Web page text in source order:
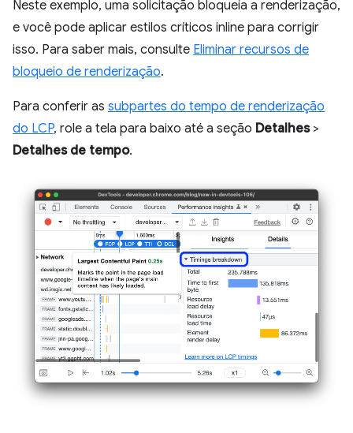
Neste exemplo, uma solicitação bloqueia a renderização,
e você pode aplicar estilos críticos inline para corrigir
isso. Para saber mais, consulte Eliminar recursos de
bloqueio de renderização.
Para conferir as subpartes do tempo de renderização
do LCP, role a tela para baixo até a seção Detalhes>
Detalhes de tempo.